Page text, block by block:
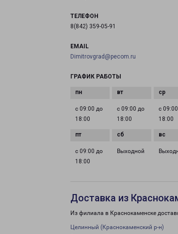
ТЕЛЕФОН
8(842) 359-05-91
EMAIL
Dimitrovgrad@pecom.ru
ГРАФИК РАБОТЫ
с 09:00 до
18:00
с 09:00 до
18:00
с
18:00
с 09:00 до
18:00
Выходной
Доставка из
Из филиала в Краснокаменске
Целинный (Краснокаменский р-н)